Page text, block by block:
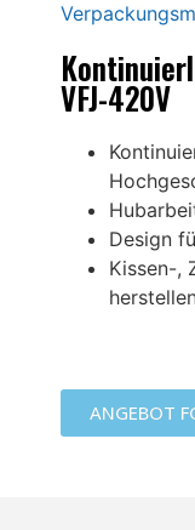
VFJ-420V
Design
Kissen-,
ANGEBOT